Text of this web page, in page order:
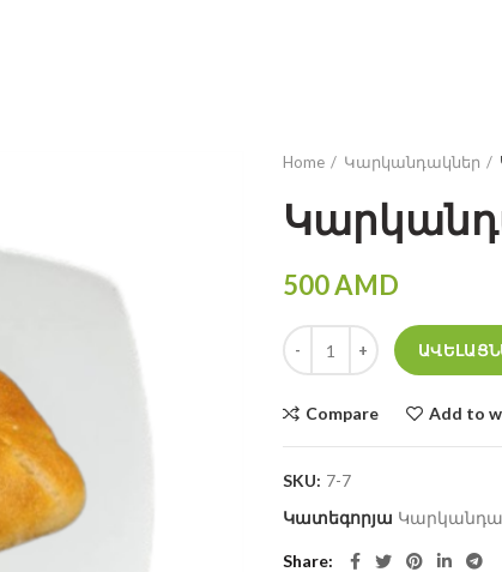
Home Կարկանդակներ
500AMD
Կարկանդակ նրբերշիկով
Compare Add to
SKU: 7-7
Կատեգորյա
Share